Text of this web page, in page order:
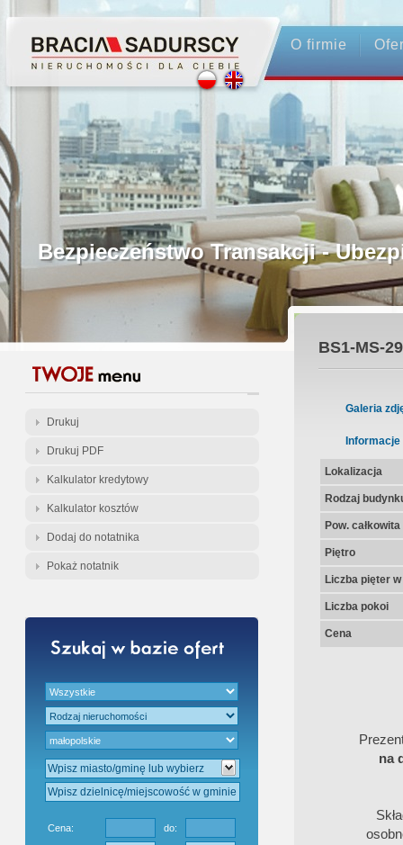
O firmie
Profesjonalne Pośrednictwo
Bezpieczeństwo Transakcji -
Licencjonowani Pośrednicy
Gwarancja Zwrotu Zadatku
Gratis - Przedwstępna Umowa
Drukuj
Drukuj PDF
Kalkulator kredytowy
Kalkulator kosztów
Dodaj do notatnika
Pokaż notatnik
Cena: do:
BS1-MS-
Galeria
Informacje
Lokalizacja
Rodzaj
Pow.
Piętro
Liczba pięter
Liczba pokoi
Cena
na